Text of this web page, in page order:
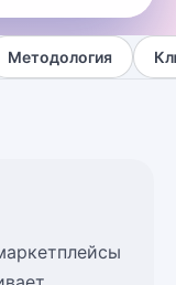
Методология